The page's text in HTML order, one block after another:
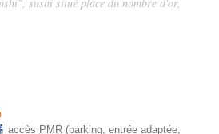
accès PMR (parking, entrée adaptée,